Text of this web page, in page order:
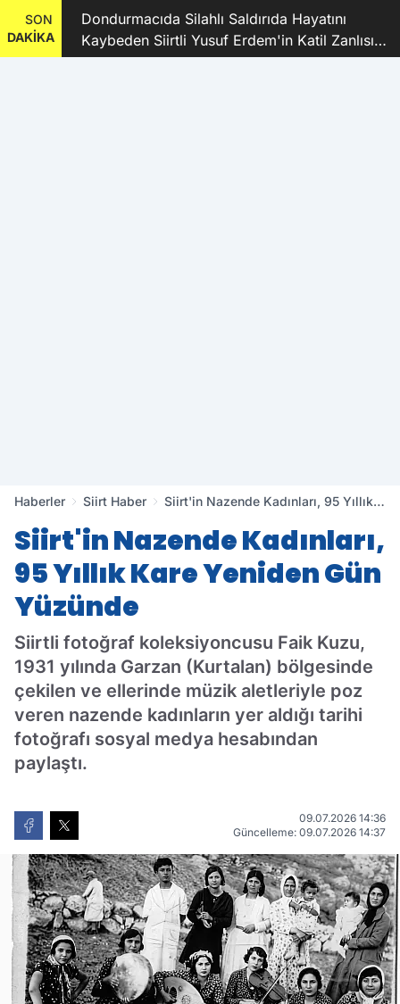
SON
DAKİKA
Dondurmacıda Silahlı Saldırıda Hayatını
Kaybeden Siirtli Yusuf Erdem'in Katil Zanlısı
ve 9 Şüpheli Tutuklandı
Haberler Siirt Haber
Siirt'in Nazende Kadınları, 95 Yıllık
Siirt'in Nazende Kadınları,
95 Yıllık Kare Yeniden Gün
Yüzünde
Siirtli fotoğraf koleksiyoncusu Faik Kuzu,
1931 yılında Garzan (Kurtalan) bölgesinde
çekilen ve ellerinde müzik aletleriyle poz
veren nazende kadınların yer aldığı tarihi
fotoğrafı sosyal medya hesabından
paylaştı.
09.07.2026 14:36
Güncelleme: 09.07.2026 14:37